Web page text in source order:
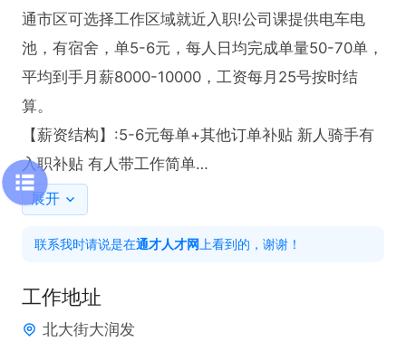
通市区可选择工作区域就近入职!公司课提供电车电
池，有宿舍，单5-6元，每人日均完成单量50-70单，
平均到手月薪8000-10000，工资每月25号按时结
算。
【薪资结构】:5-6元每单+其他订单补贴 新人骑手有
入职补贴 有人带工作简单
【APP奖励】距离补贴、大额补贴、重量补贴、时段
补贴、恶劣天气补贴、高温补贴、暖冬补贴、月冲单
奖励等多重收入保障从业优势
【岗位职责】等待派单-接单-到店-取货-送达(全程有
导航，无需经验有人带)
展开
联系我时请说是在通才人才网 上看到的，谢谢！
工作地址
北大街大润发